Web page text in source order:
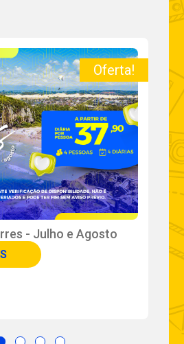
Oferta!
- Julho e Agosto